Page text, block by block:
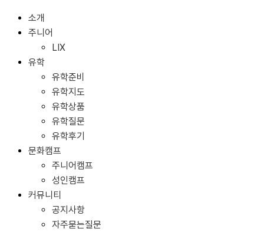
소개
주니어
LIX
유학
유학준비
유학지도
유학상품
유학질문
유학후기
문화캠프
주니어캠프
성인캠프
커뮤니티
공지사항
자주묻는질문